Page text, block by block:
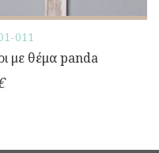
011
με θέμα panda